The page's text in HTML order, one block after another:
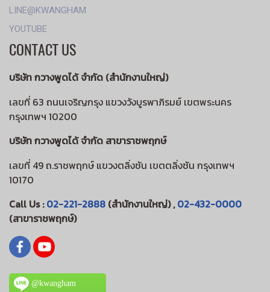
LINE@KWANGHAM
YOUTUBE
CONTACT US
บริษัท กวางพูดได้ จำกัด (สำนักงานใหญ่)
เลขที่ 63 ถนนเจริญกรุง แขวงวังบูรพาภิรมย์ เขตพระนคร
กรุงเทพฯ 10200
บริษัท กวางพูดได้ จำกัด สาขาราชพฤกษ์
เลขที่ 49 ถ.ราชพฤกษ์ แขวงตลิ่งชัน เขตตลิ่งชัน กรุงเทพฯ
10170
Call Us :02-221-2888 (สำนักงานใหญ่) ,02-432-0000
(สาขาราชพฤกษ์)
@kwangham